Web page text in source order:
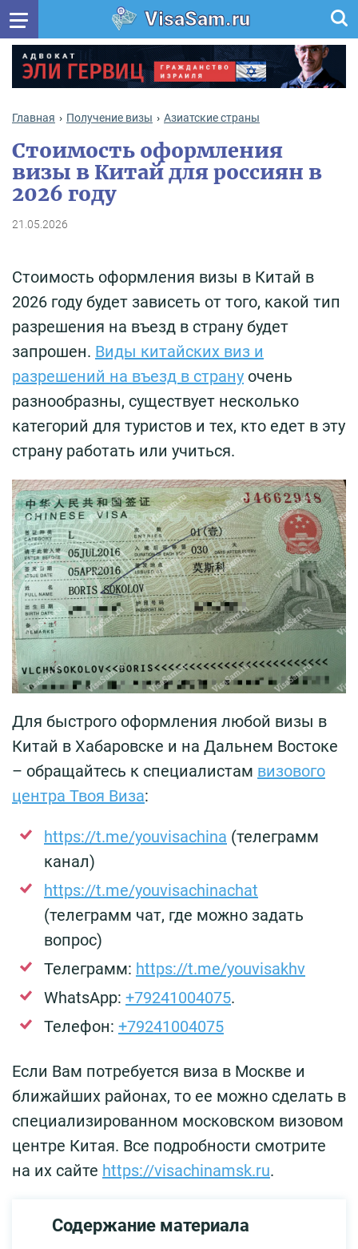
VisaSam.ru
Главная Получение визы Азиатские страны
Стоимость оформления
визы в Китай для россиян в
2026 году
21.05.2026
Стоимость оформления визы в Китай в
2026 году будет зависеть от того, какой тип
разрешения на въезд в страну будет
запрошен. Виды китайских виз и
разрешений на въезд в страну очень
разнообразны, существует несколько
категорий для туристов и тех, кто едет в эту
страну работать или учиться.
Для быстрого оформления любой визы в
Китай в Хабаровске и на Дальнем Востоке
– обращайтесь к специалистам визового
центра Твоя Виза:
https://t.me/youvisachina (телеграмм
канал)
https://t.me/youvisachinachat
(телеграмм чат, где можно задать
вопрос)
Телеграмм: https://t.me/youvisakhv
WhatsApp: +79241004075.
Телефон: +79241004075
Если Вам потребуется виза в Москве и
ближайших районах, то ее можно сделать в
специализированном московском визовом
центре Китая. Все подробности смотрите
на их сайте https://visachinamsk.ru.
Содержание материала